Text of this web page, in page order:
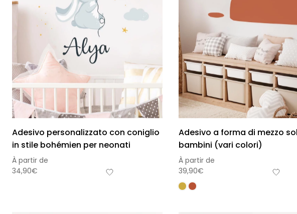
Nuvole
Auto
Astronomia
Adesivo personalizzato con coniglio
in stile bohémien per neonati
À partir de
34,90€
Adesivo a forma di mezzo
bambini (vari colori)
À partir de
39,90€